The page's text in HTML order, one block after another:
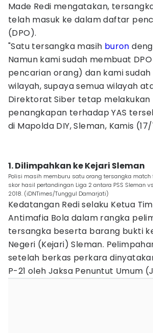
Made Redi mengatakan,
telah masuk ke dalam daftar
(DPO).
"Satu tersangka masih buron
Namun kami sudah membuat
pencarian orang) dan kami
wilayah, supaya semua wilayah
Direktorat Siber tetap melakukan
penangkapan terhadap YAS
di Mapolda DIY, Sleman, Kamis
1. Dilimpahkan ke Kejari Sleman
Polisi masih memburu satu orang tersangka
skor hasil pertandingan Liga 2 antara PSS Sleman
2018. (iDNTimes/Tunggul Damarjati)
Kedatangan Redi selaku Ketua
Antimafia Bola dalam rangka
tersangka beserta barang bukti
Negeri (Kejari) Sleman.
setelah berkas perkara
P-21 oleh Jaksa Penuntut Umum